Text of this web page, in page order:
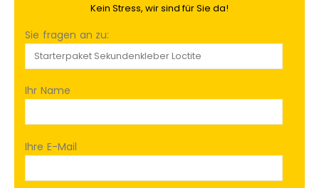
Kein Stress, wir sind für Sie da!
Sie fragen an zu:
Ihr Name
Ihre E-Mail